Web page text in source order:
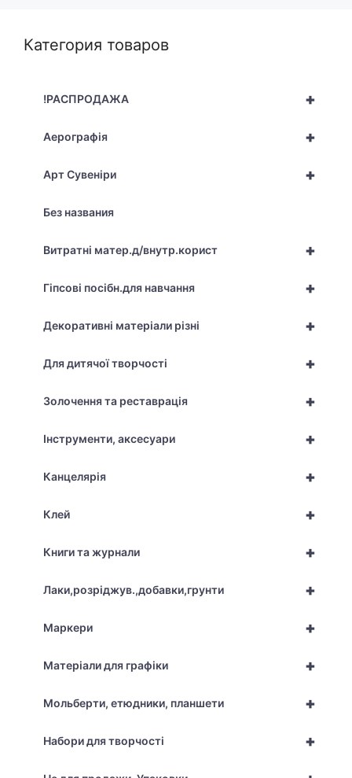
Категория товаров
+
!РАСПРОДАЖА
+
Аерографія
+
Арт Сувеніри
Без названия
+
Витратні матер.д/внутр.корист
+
Гіпсові посібн.для навчання
+
Декоративні матеріали різні
+
Для дитячої творчості
+
Золочення та реставрація
+
Інструменти, аксесуари
+
Канцелярія
+
Клей
+
Книги та журнали
+
Лаки,розріджув.,добавки,грунти
+
Маркери
+
Матеріали для графіки
+
Мольберти, етюдники, планшети
+
Набори для творчості